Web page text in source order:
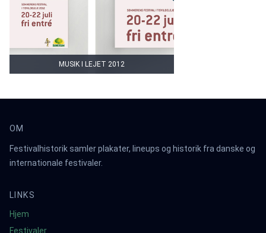
MUSIK I LEJET 2012
OM
Festivalhistorik samler plakater, lineups og historik fra danske og
internationale festivaler.
LINKS
Hjem
Festivaler